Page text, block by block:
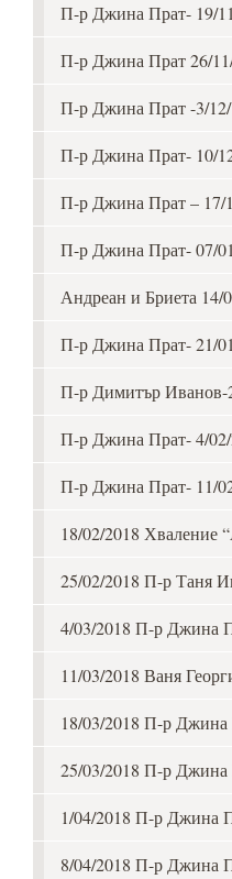
П-р Джина Прат- 19/
П-р Джина Прат 26/
П-р Джина Прат -3/
П-р Джина Прат- 10/
П-р Джина Прат – 17/
П-р Джина Прат- 07/
Андреан и Бриета 14/
П-р Джина Прат- 21/
П-р Димитър Иванов-
П-р Джина Прат- 4/02/
П-р Джина Прат- 11/
18/02/2018 Хваление
25/02/2018 П-р Таня
4/03/2018 П-р Джина
11/03/2018 Ваня
18/03/2018 П-р Джина
25/03/2018 П-р Джина
1/04/2018 П-р Джина
8/04/2018 П-р Джина